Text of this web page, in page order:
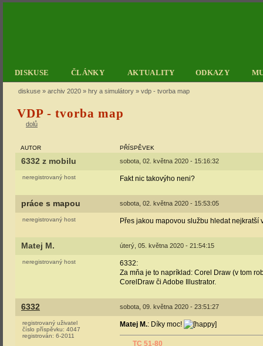
DISKUSE ČLÁNKY AKTUALITY ODKAZY
diskuse » archiv 2020 » hry a simulátory » vdp - tvorba map
VDP - tvorba map
dolů
AUTOR PŘÍSPĚVEK
6332 z mobilu sobota, 02. května 2020 - 15:16:32
neregistrovaný host Fakt nic takovýho neni?
práce s mapou sobota, 02. května 2020 - 15:53:05
neregistrovaný host Přes jakou mapovou službu hledat
Matej M. úterý, 05. května 2020 - 21:54:15
neregistrovaný host
6332:
Za mňa je to napríklad: Corel Draw (v tom
CorelDraw či Adobe Illustrator.
6332 sobota, 09. května 2020 - 23:51:27
registrovaný uživatel
číslo příspěvku: 4047
registrován: 6-2011
Matej M.: Díky moc!
TC 51-80